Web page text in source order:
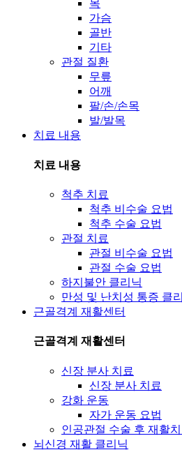
목
가슴
골반
기타
관절 질환
무릎
어깨
팔/손/손목
발/발목
치료 내용
치료 내용
척추 치료
척추 비수술 요법
척추 수술 요법
관절 치료
관절 비수술 요법
관절 수술 요법
하지불안 클리닉
만성 및 난치성 통증 클
근골격계 재활센터
근골격계 재활센터
신장 분사 치료
신장 분사 치료
강화 운동
자가 운동 요법
인공관절 수술 후 재활
뇌신경 재활 클리닉